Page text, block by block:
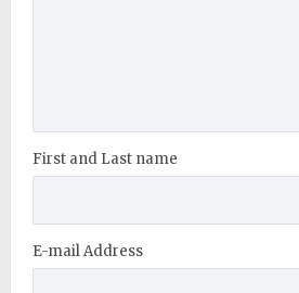
First and Last name
E-mail Address